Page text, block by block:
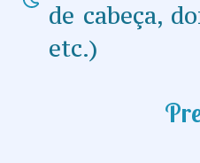
de cabeça,
etc.)